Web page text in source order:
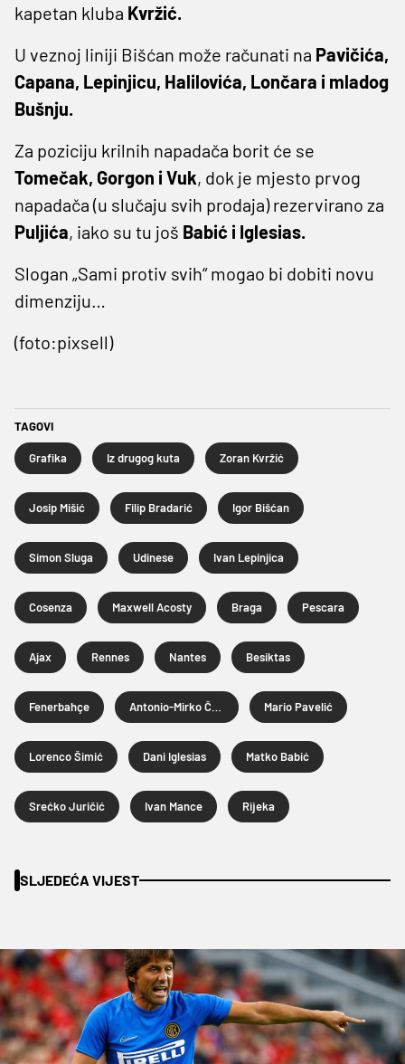
kapetan kluba Kvržić.
U veznoj liniji Bišćan može računati na Pavičića,
Capana, Lepinjicu, Halilovića, Lončara i mladog
Bušnju.
Za poziciju krilnih napadača borit će se
Tomečak, Gorgon i Vuk, dok je mjesto prvog
napadača (u slučaju svih prodaja) rezervirano za
Puljića, iako su tu još Babić i Iglesias.
Slogan „Sami protiv svih“ mogao bi dobiti novu
dimenziju…
(foto:pixsell)
TAGOVI
Grafika Iz drugog kuta Zoran Kvržić
Josip Mišić Filip Bradarić Igor Bišćan
Simon Sluga Udinese Ivan Lepinjica
Cosenza Maxwell Acosty Braga Pescara
Ajax Rennes Nantes Besiktas
Fenerbahçe Mario Pavelić
Lorenco Šimić Dani Iglesias Matko Babić
Srećko Juričić Ivan Mance Rijeka
SLJEDEĆA VIJEST